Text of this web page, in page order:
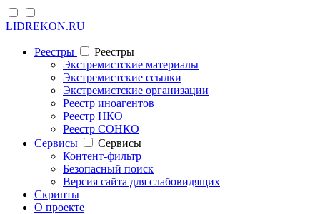
LIDREKON.RU
Реестры
Реестры
Экстремистские материалы
Экстремистские ссылки
Экстремистские организации
Реестр иноагентов
Реестр НКО
Реестр СОНКО
Cервисы
Cервисы
Контент-фильтр
Безопасный поиск
Версия сайта для слабовидящих
Скрипты
О проекте